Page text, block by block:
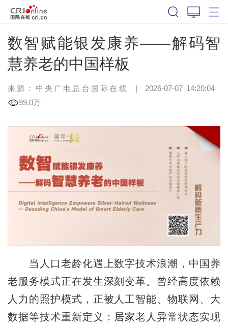
数智赋能银发康养——解码智
慧养老的中国样板
来源：中央广电总台国际在线 | 2026-07-07 14:20:04
99.0万
当人口老龄化遇上数字技术浪潮，中国养
老服务模式正在发生深刻变革。曾经高度依赖
人力的照护模式，正被人工智能、物联网、大
数据等技术重新定义：居家老人异常状态实现